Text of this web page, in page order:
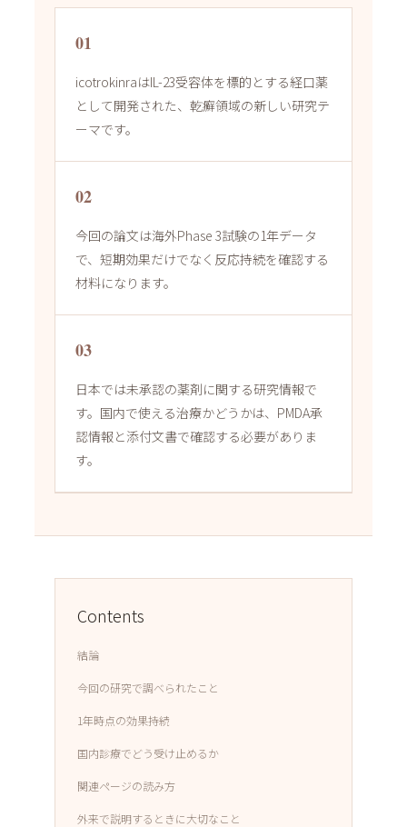
01
icotrokinraはIL-23受容体を標的とする経口薬
として開発された、乾癬領域の新しい研究テ
ーマです。
02
今回の論文は海外Phase 3試験の1年データ
で、短期効果だけでなく反応持続を確認する
材料になります。
03
日本では未承認の薬剤に関する研究情報で
す。国内で使える治療かどうかは、PMDA承
認情報と添付文書で確認する必要がありま
す。
Contents
結論
今回の研究で調べられたこと
1年時点の効果持続
国内診療でどう受け止めるか
関連ページの読み方
外来で説明するときに大切なこと